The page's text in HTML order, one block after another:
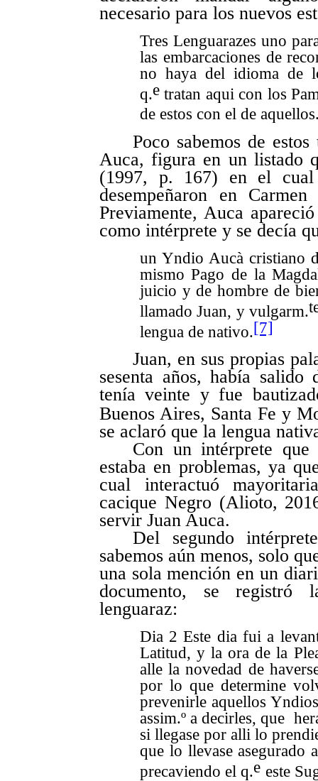
necesario para los nuevos
Tres Lenguarazes uno
las embarcaciones de
no haya del idioma de
q.etratan aqui con los
de estos con el de
Poco sabemos de
Auca, figura en un listado
(1997, p. 167) en el
desempeñaron en
Previamente, Auca
como intérprete y se decía
un Yndio Aucà cristiano
mismo Pago de la
juicio y de hombre de
llamado Juan, y vulgarm.
lengua de nativo.[7]
Juan, en sus propias
sesenta años, había
tenía veinte y fue
Buenos Aires, Santa Fe y
se aclaró que la lengua
Con un intérprete
estaba en problemas, ya
cual interactuó
cacique Negro (Alioto,
servir Juan Auca.
Del segundo
sabemos aún menos, solo
una sola mención en un
documento, se registró
lenguaraz:
Dia 2 Este dia fui a
Latitud, y la ora de la
alle la novedad de
por lo que determine
prevenirle aquellos
assim.º a decirles, que
si llegase por alli lo
que lo llevase asegurado
precaviendo el q.e este